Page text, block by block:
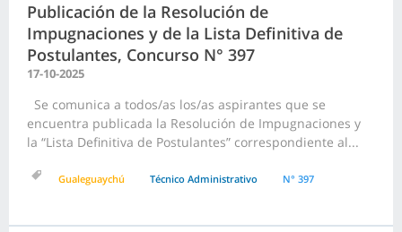
Publicación de la Resolución de
Impugnaciones y de la Lista Definitiva de
Postulantes, Concurso N° 397
17-10-2025
Se comunica a todos/as los/as aspirantes que se
encuentra publicada la Resolución de Impugnaciones y
la “Lista Definitiva de Postulantes” correspondiente al...
Gualeguaychú Técnico Administrativo N° 397